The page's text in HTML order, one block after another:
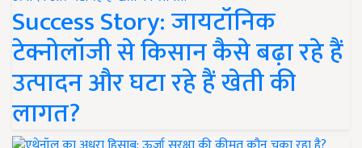
Success Story: जायटॉनिक
टेक्नोलॉजी से किसान कैसे बढ़ा रहे हैं
उत्पादन और घटा रहे हैं खेती की
लागत?